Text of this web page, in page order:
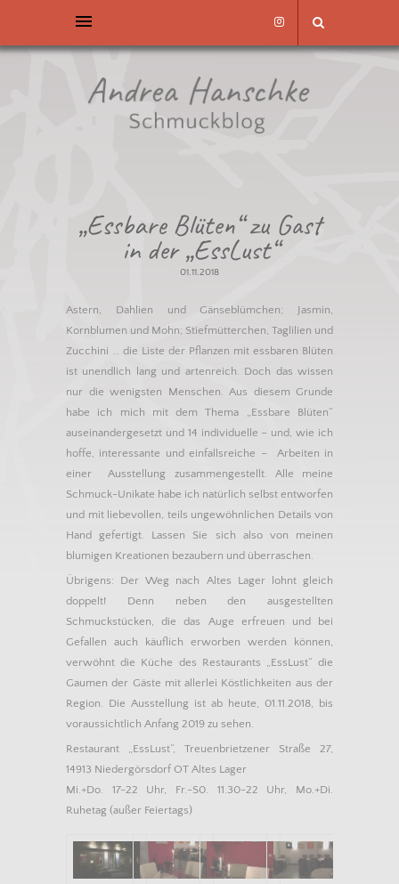
„Essbare Blüten“ zu Gast
in der „EssLust“
01.11.2018
Astern, Dahlien und Gänseblümchen; Jasmin,
Kornblumen und Mohn; Stiefmütterchen, Taglilien und
Zucchini … die Liste der Pflanzen mit essbaren Blüten
ist unendlich lang und artenreich. Doch das wissen
nur die wenigsten Menschen. Aus diesem Grunde
habe ich mich mit dem Thema „Essbare Blüten“
auseinandergesetzt und 14 individuelle – und, wie ich
hoffe, interessante und einfallsreiche – Arbeiten in
einer Ausstellung zusammengestellt. Alle meine
Schmuck-Unikate habe ich natürlich selbst entworfen
und mit liebevollen, teils ungewöhnlichen Details von
Hand gefertigt. Lassen Sie sich also von meinen
blumigen Kreationen bezaubern und überraschen.
Übrigens: Der Weg nach Altes Lager lohnt gleich
doppelt! Denn neben den ausgestellten
Schmuckstücken, die das Auge erfreuen und bei
Gefallen auch käuflich erworben werden können,
verwöhnt die Küche des Restaurants „EssLust“ die
Gaumen der Gäste mit allerlei Köstlichkeiten aus der
Region. Die Ausstellung ist ab heute, 01.11.2018, bis
voraussichtlich Anfang 2019 zu sehen.
Restaurant „EssLust“, Treuenbrietzener Straße 27,
14913 Niedergörsdorf OT Altes Lager
Mi.+Do. 17-22 Uhr, Fr.-S0. 11.30-22 Uhr, Mo.+Di.
Ruhetag (außer Feiertags)